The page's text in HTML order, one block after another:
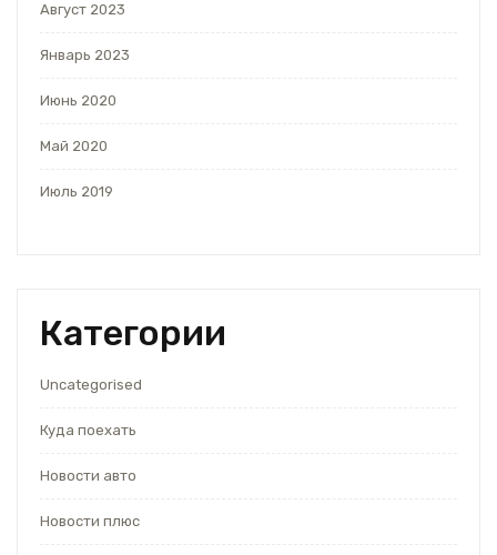
Август 2023
Январь 2023
Июнь 2020
Май 2020
Июль 2019
Категории
Uncategorised
Куда поехать
Новости авто
Новости плюс